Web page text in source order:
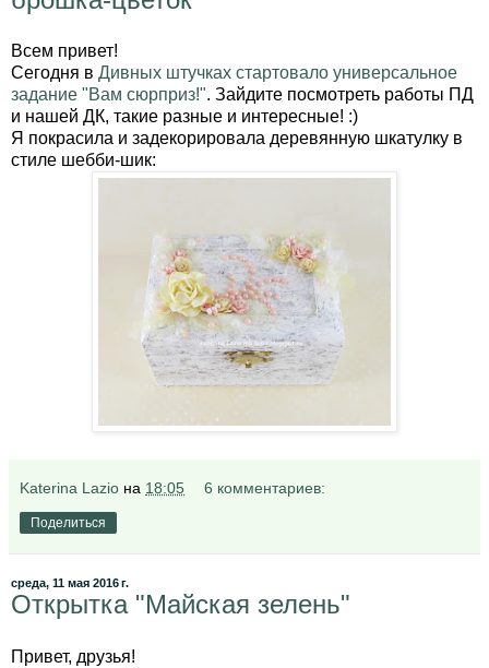
Всем привет!
Сегодня в Дивных штучках стартовало универсальное
задание "Вам сюрприз!". Зайдите посмотреть работы ПД
и нашей ДК, такие разные и интересные! :)
Я покрасила и задекорировала деревянную шкатулку в
стиле шебби-шик:
Katerina Lazio на 18:05 6 комментариев:
Поделиться
среда, 11 мая 2016 г.
Открытка "Майская зелень"
Привет, друзья!